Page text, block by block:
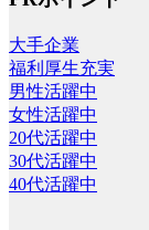
大手企業
福利厚生充実
男性活躍中
女性活躍中
20代活躍中
30代活躍中
40代活躍中